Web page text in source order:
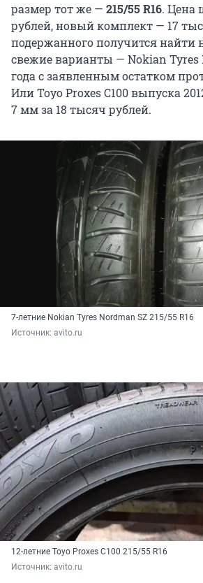
размер тот же — 215/55 R16. Цена
рублей, новый комплект — 17
подержанного получится найти
свежие варианты — Nokian Tyres
года с заявленным остатком
Или Toyo Proxes C100 выпуска
7 мм за 18 тысяч рублей.
7-летние Nokian Tyres Nordman SZ 215/55 R16
Источник: avito.ru
12-летние Toyo Proxes C100 215/55 R16
Источник: avito.ru